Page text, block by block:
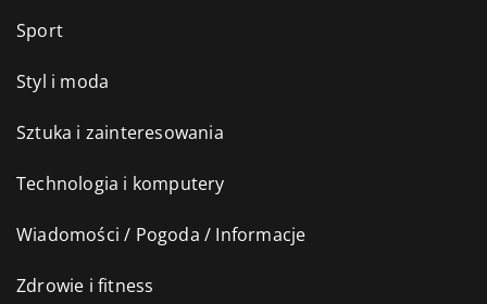
Sport
Styl i moda
Sztuka i zainteresowania
Technologia i komputery
Wiadomości / Pogoda / Informacje
Zdrowie i fitness